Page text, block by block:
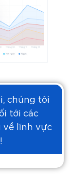
chúng tôi
tới các
về lĩnh vực